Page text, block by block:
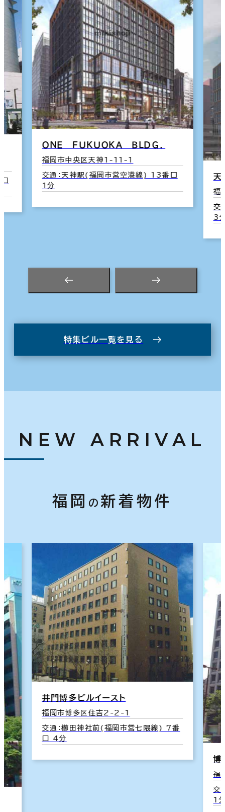
ＯＮＥ ＦＵＫＵＯＫＡ ＢＬＤＧ．
福岡市中央区天神1-11-1
交通：天神駅(福岡市営空港線) 13番口
1分
天
福
交
3
特集ビル一覧を見る
NEW ARRIVAL
福岡 の 新着物件
井門博多ビルイースト
福岡市博多区住吉2-2-1
交通：櫛田神社前(福岡市営七隈線) 7番
口 4分
博
福
交
1